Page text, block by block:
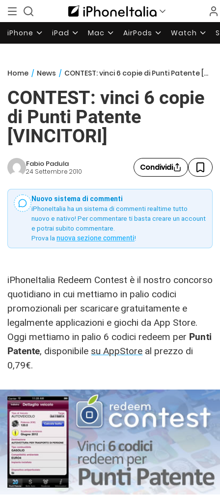
iPhone iPad Mac AirPods Watch
Home / News / CONTEST: vinci 6 copie di Punti Patente [VINCITORI]
CONTEST: vinci 6 copie
di Punti Patente
[VINCITORI]
Fabio Padula
24 Settembre 2010 Condividi
Nuovo sistema di commenti
iPhoneItalia ha un sistema di commenti realtime tutto
nuovo e nativo! Per commentare ti basta creare un account
e potrai subito commentare.
Prova la nuova sezione commenti!
iPhoneItalia Redeem Contest è il nostro concorso
quotidiano in cui mettiamo in palio codici
promozionali per scaricare gratuitamente e
legalmente applicazioni e giochi da App Store.
Oggi mettiamo in palio 6 codici redeem per Punti
Patente, disponibile su AppStore al prezzo di
0,79€.